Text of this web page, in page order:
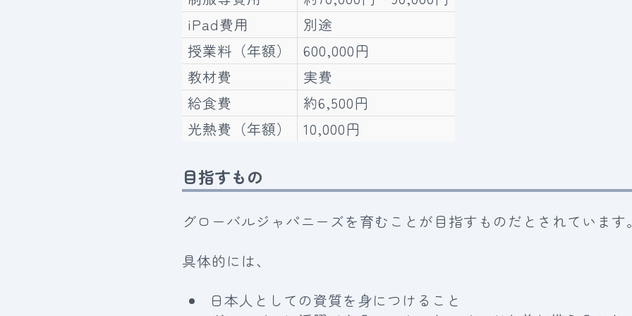
iPad費用
別途
授業料（年額）
600,000円
教材費
実費
給食費
約6,500円
光熱費（年額）
10,000円
目指すもの
グローバルジャパニーズを育むことが目指すものだとされています
具体的には、
日本人としての資質を身につけること